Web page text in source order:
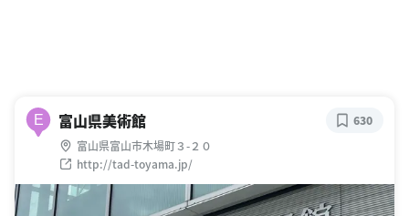
E 富山県美術館
富山県富山市木場町３-２０
http://tad-toyama.jp/
630